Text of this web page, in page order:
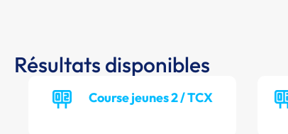
Résultats disponibles
Course jeunes 2 / TCX